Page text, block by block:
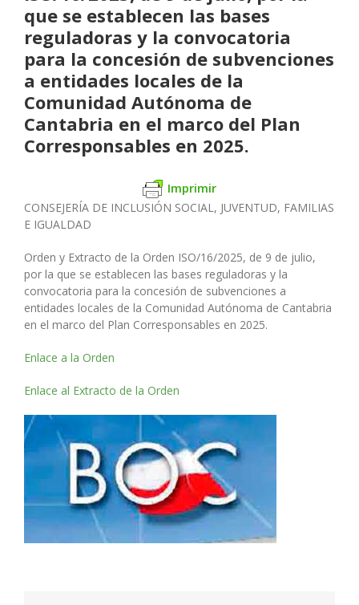
que se establecen las bases
reguladoras y la convocatoria
para la concesión de subvenciones
a entidades locales de la
Comunidad Autónoma de
Cantabria en el marco del Plan
Corresponsables en 2025.
Imprimir
CONSEJERÍA DE INCLUSIÓN SOCIAL, JUVENTUD, FAMILIAS
E IGUALDAD
Orden y Extracto de la Orden ISO/16/2025, de 9 de julio,
por la que se establecen las bases reguladoras y la
convocatoria para la concesión de subvenciones a
entidades locales de la Comunidad Autónoma de Cantabria
en el marco del Plan Corresponsables en 2025.
Enlace a la Orden
Enlace al Extracto de la Orden